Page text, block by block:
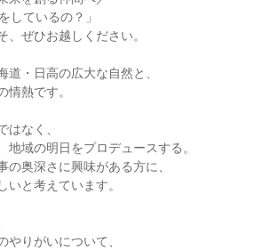
しているの？」
、ぜひお越しください。
・日高の広大な自然と、
情熱です。
はなく、
域の明日をプロデュースする。
奥深さに興味がある方に、
いと考えています。
やりがいについて、